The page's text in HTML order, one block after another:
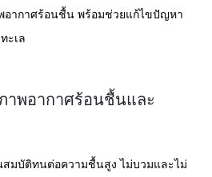
อากาศร้อนชื้น พร้อมช่วยแก้ไขปัญหา
ะเล
พอากาศร้อนชื้นและ
มบัติทนต่อความชื้นสูง ไม่บวมและไม่